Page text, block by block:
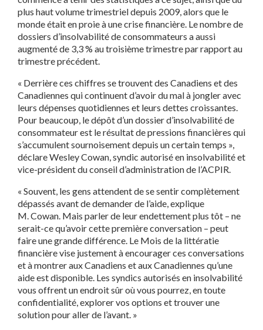
plus haut volume trimestriel depuis 2009, alors que le
monde était en proie à une crise financière. Le nombre de
dossiers d’insolvabilité de consommateurs a aussi
augmenté de 3,3 % au troisième trimestre par rapport au
trimestre précédent.
« Derrière ces chiffres se trouvent des Canadiens et des
Canadiennes qui continuent d’avoir du mal à jongler avec
leurs dépenses quotidiennes et leurs dettes croissantes.
Pour beaucoup, le dépôt d’un dossier d’insolvabilité de
consommateur est le résultat de pressions financières qui
s’accumulent sournoisement depuis un certain temps »,
déclare Wesley Cowan, syndic autorisé en insolvabilité et
vice-président du conseil d’administration de l’ACPIR.
« Souvent, les gens attendent de se sentir complètement
dépassés avant de demander de l’aide, explique
M. Cowan. Mais parler de leur endettement plus tôt – ne
serait-ce qu’avoir cette première conversation – peut
faire une grande différence. Le Mois de la littératie
financière vise justement à encourager ces conversations
et à montrer aux Canadiens et aux Canadiennes qu’une
aide est disponible. Les syndics autorisés en insolvabilité
vous offrent un endroit sûr où vous pourrez, en toute
confidentialité, explorer vos options et trouver une
solution pour aller de l’avant. »